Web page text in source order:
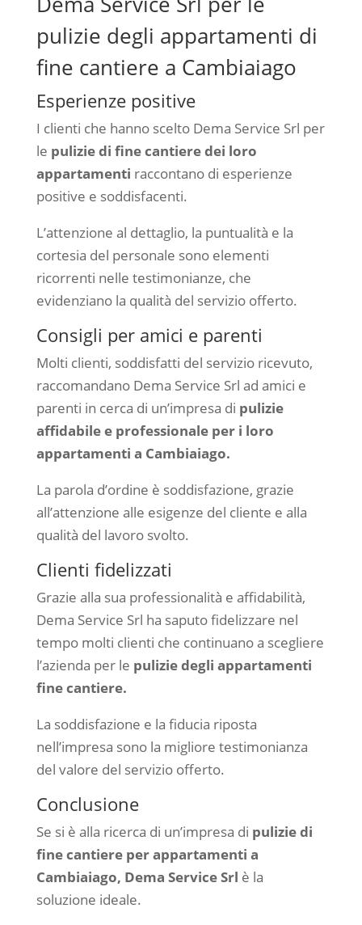
pulizie degli appartamenti di
fine cantiere a Cambiaiago
Esperienze positive
I clienti che hanno scelto Dema Service Srl per
le pulizie di fine cantiere dei loro
appartamenti raccontano di esperienze
positive e soddisfacenti.
L’attenzione al dettaglio, la puntualità e la
cortesia del personale sono elementi
ricorrenti nelle testimonianze, che
evidenziano la qualità del servizio offerto.
Consigli per amici e parenti
Molti clienti, soddisfatti del servizio ricevuto,
raccomandano Dema Service Srl ad amici e
parenti in cerca di un’impresa di pulizie
affidabile e professionale per i loro
appartamenti a Cambiaiago.
La parola d’ordine è soddisfazione, grazie
all’attenzione alle esigenze del cliente e alla
qualità del lavoro svolto.
Clienti fidelizzati
Grazie alla sua professionalità e affidabilità,
Dema Service Srl ha saputo fidelizzare nel
tempo molti clienti che continuano a scegliere
l’azienda per le pulizie degli appartamenti
fine cantiere.
La soddisfazione e la fiducia riposta
nell’impresa sono la migliore testimonianza
del valore del servizio offerto.
Conclusione
Se si è alla ricerca di un’impresa di pulizie di
fine cantiere per appartamenti a
Cambiaiago, Dema Service Srl è la
soluzione ideale.